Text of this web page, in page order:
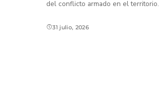
del conflicto armado en el territorio.
31 julio, 2026